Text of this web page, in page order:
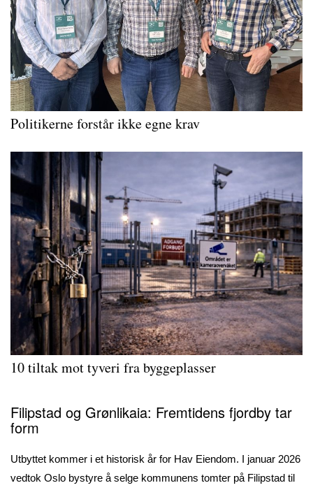
Politikerne forstår ikke egne krav
10 tiltak mot tyveri fra byggeplasser
Filipstad og Grønlikaia: Fremtidens fjordby tar
form
Utbyttet kommer i et historisk år for Hav Eiendom. I januar 2026
vedtok Oslo bystyre å selge kommunens tomter på Filipstad til